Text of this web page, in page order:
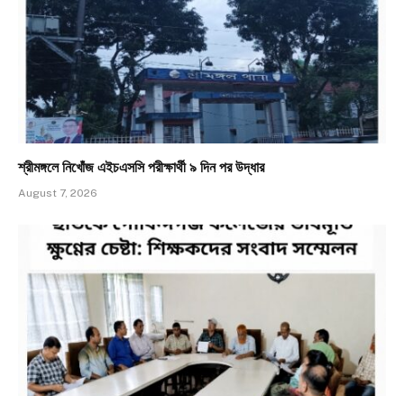
শ্রীমঙ্গলে নিখোঁজ এইচএসসি পরীক্ষার্থী ৯ দিন পর উদ্ধার
August 7, 2026